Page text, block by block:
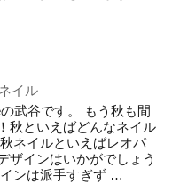
ネイル
武谷です。 もう秋も間
秋といえばどんなネイル
ネイルといえばレオパ
ザインはいかがでしょう
ンは派手すぎず …